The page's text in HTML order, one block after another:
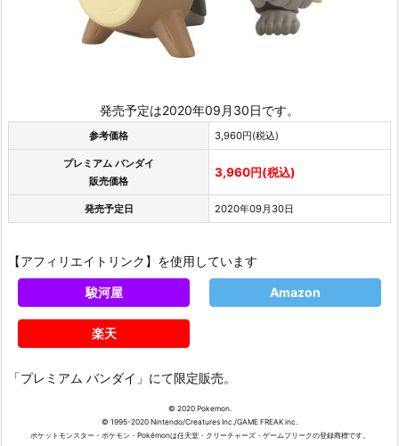
発売予定は2020年09月30日です。
参考価格 3,960円(税込)
プレミアム バンダイ
販売価格
3,960円(税込)
発売予定日 2020年09月30日
【アフィリエイトリンク】を使用しています
駿河屋 Amazon
楽天
「プレミアム バンダイ」にて限定販売。
© 2020 Pokemon.
© 1995-2020 Nintendo/Creatures Inc./GAME FREAK inc.
ポケットモンスター・ポケモン・Pokémonは任天堂・クリーチャーズ・ゲームフリークの登録商標です。